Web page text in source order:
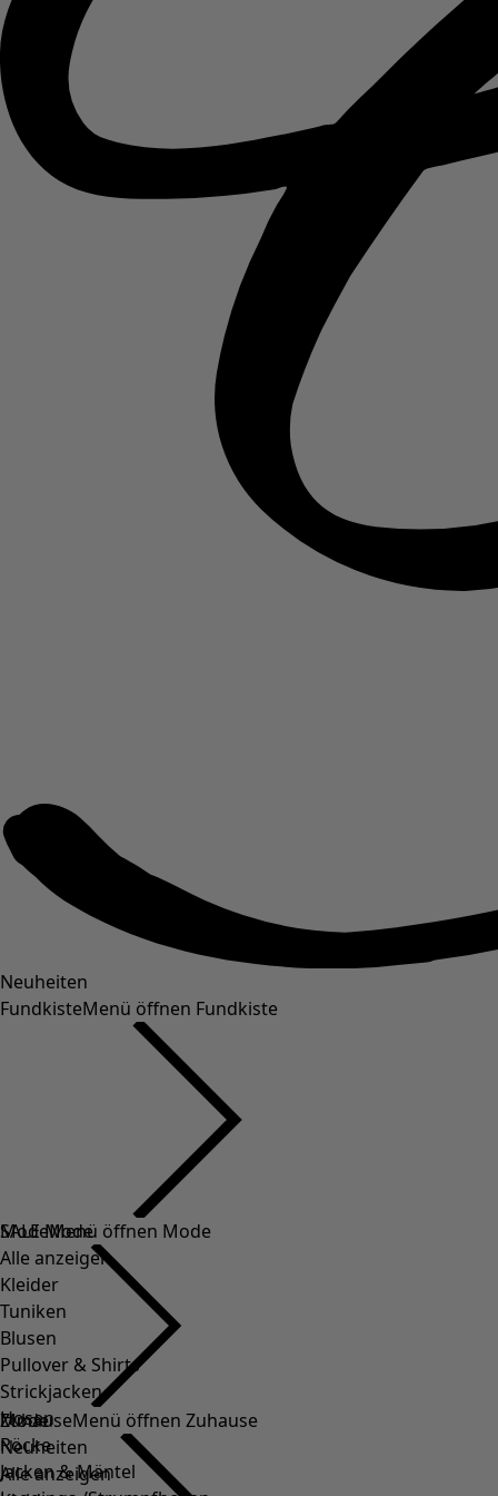
Neuheiten
FundkisteMenü öffnen Fundkiste
SALE Mode
Alle anzeigen
Kleider
Tuniken
Blusen
Pullover & Shirts
Strickjacken
Hosen
Röcke
Jacken & Mäntel
ModeMenü öffnen Mode
Mode
Neuheiten
Alle anzeigen
ZuhauseMenü öffnen Zuhause